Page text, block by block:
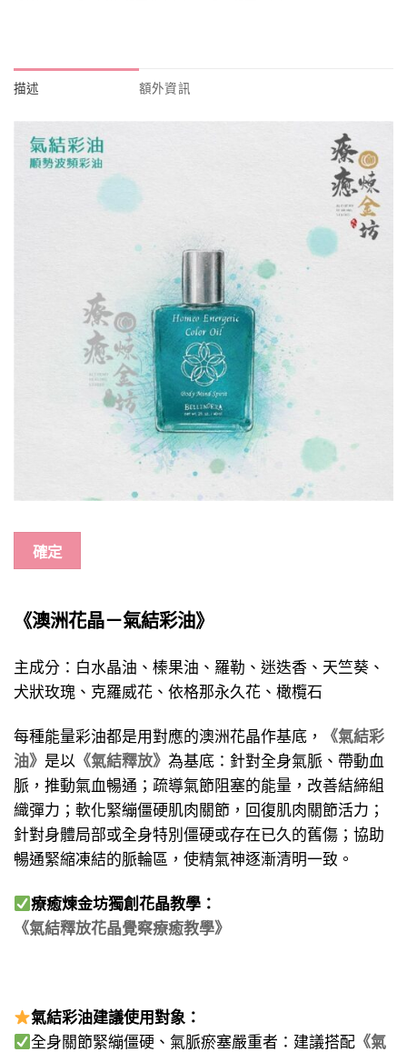
描述 額外資訊
確定
《澳洲花晶－氣結彩油》
主成分：白水晶油、榛果油、羅勒、迷迭香、天竺葵、
犬狀玫瑰、克羅威花、依格那永久花、橄欖石
每種能量彩油都是用對應的澳洲花晶作基底，
《氣結彩
油》 是以 《氣結釋放》 為基底：針對全身氣脈、帶動血
脈，推動氣血暢通；疏導氣節阻塞的能量，改善結締組
織彈力；軟化緊繃僵硬肌肉關節，回復肌肉關節活力；
針對身體局部或全身特別僵硬或存在已久的舊傷；協助
暢通緊縮凍結的脈輪區，使精氣神逐漸清明一致。
療癒煉金坊獨創花晶教學：
《氣結釋放花晶覺察療癒教學》
氣結彩油建議使用對象：
全身關節緊繃僵硬、氣脈瘀塞嚴重者：建議搭配 《氣